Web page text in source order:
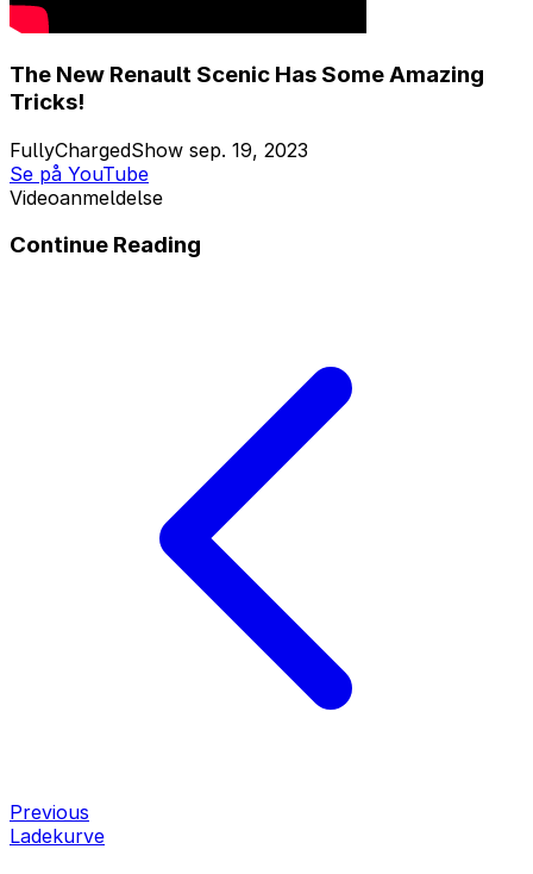
The New Renault Scenic Has Some Amazing
Tricks!
FullyChargedShow sep. 19, 2023
Se på YouTube
Videoanmeldelse
Continue Reading
Previous
Ladekurve